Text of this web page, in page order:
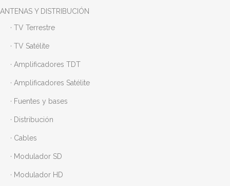
ANTENAS Y DISTRIBUCIÓN
· TV Terrestre
· TV Satélite
· Amplificadores TDT
· Amplificadores Satélite
· Fuentes y bases
· Distribución
· Cables
· Modulador SD
· Modulador HD